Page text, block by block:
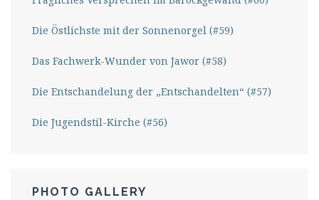
Die Östlichste mit der Sonnenorgel (#59)
Das Fachwerk-Wunder von Jawor (#58)
Die Entschandelung der „Entschandelten“ (#57)
Die Jugendstil-Kirche (#56)
PHOTO GALLERY